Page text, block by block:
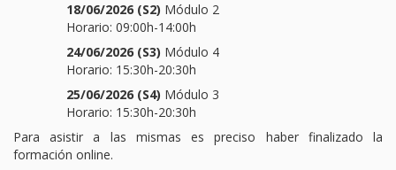
18/06/2026 (S2) Módulo 2
Horario: 09:00h-14:00h
24/06/2026 (S3) Módulo 4
Horario: 15:30h-20:30h
25/06/2026 (S4) Módulo 3
Horario: 15:30h-20:30h
Para asistir a las mismas es preciso haber finalizado la
formación online.